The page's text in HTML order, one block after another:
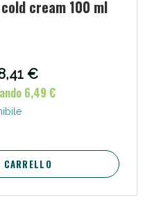
cream 100 ml
€
6,49 €